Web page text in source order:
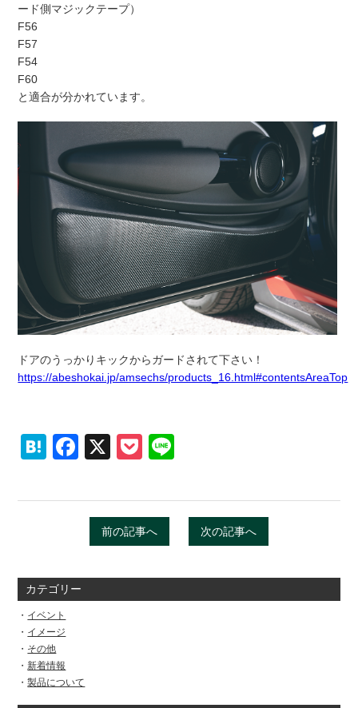
カテゴリー
イベント
イメージ
その他
新着情報
製品について
ード側マジックテープ）
F56
F57
F54
F60
と適合が分かれています。
ドアのうっかりキックからガードされて下さい！
https://abeshokai.jp/amsechs/products_16.html#contentsAreaTop
Hatena
Facebook
X Pocket
前の記事へ 次の記事へ